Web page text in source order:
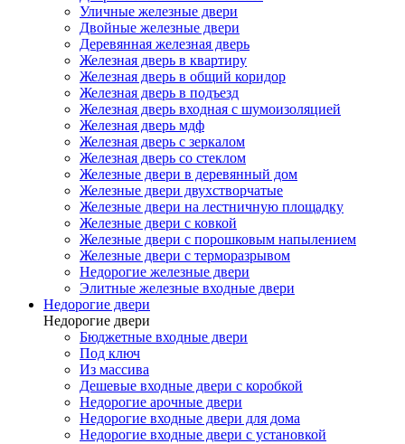
Уличные железные двери
Двойные железные двери
Деревянная железная дверь
Железная дверь в квартиру
Железная дверь в общий коридор
Железная дверь в подъезд
Железная дверь входная с шумоизоляцией
Железная дверь мдф
Железная дверь с зеркалом
Железная дверь со стеклом
Железные двери в деревянный дом
Железные двери двухстворчатые
Железные двери на лестничную площадку
Железные двери с ковкой
Железные двери с порошковым напылением
Железные двери с терморазрывом
Недорогие железные двери
Элитные железные входные двери
Недорогие двери
Недорогие двери
Бюджетные входные двери
Под ключ
Из массива
Дешевые входные двери с коробкой
Недорогие арочные двери
Недорогие входные двери для дома
Недорогие входные двери с установкой